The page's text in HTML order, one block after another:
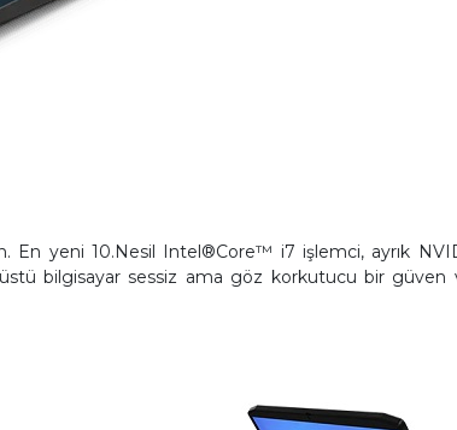
En yeni 10.Nesil Intel®Core™ i7 işlemci, ayrık
bilgisayar sessiz ama göz korkutucu bir güven